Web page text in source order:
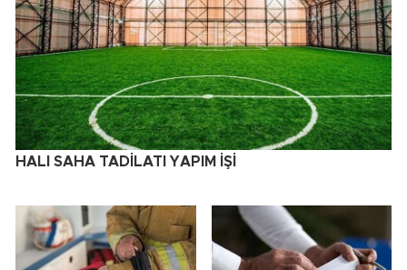
HALI SAHA TADİLATI YAPIM İŞİ